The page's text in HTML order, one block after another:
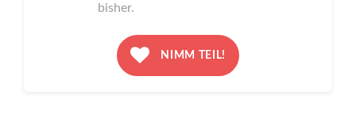
bisher.
NIMM TEIL!